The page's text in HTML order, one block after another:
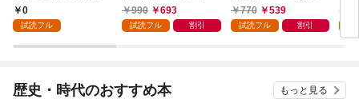
れる 1
0
試読フル
990
693
試読フル 割引
隣国を救ってしまいま
した～（コミック） 1
770 539
試読フル 割引
歴史・時代のおすすめ本 もっと見る